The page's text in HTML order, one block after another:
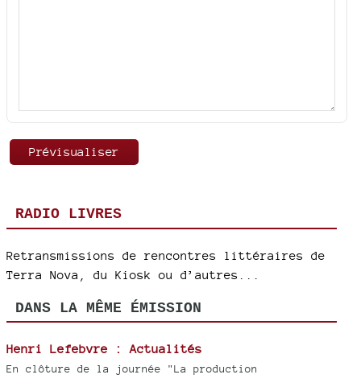
RADIO LIVRES
Retransmissions de rencontres littéraires de
Terra Nova, du Kiosk ou d’autres...
DANS LA MÊME ÉMISSION
Henri Lefebvre : Actualités
En clôture de la journée "La production